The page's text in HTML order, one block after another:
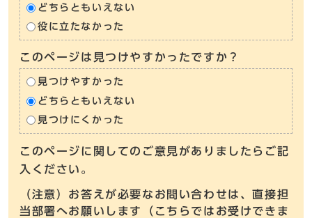
どちらともいえない
役に立たなかった
このページは見つけやすかったですか？
見つけやすかった
どちらともいえない
見つけにくかった
このページに関してのご意見がありましたらご記
入ください。
（注意）お答えが必要なお問い合わせは、直接担
当部署へお願いします（こちらではお受けできま